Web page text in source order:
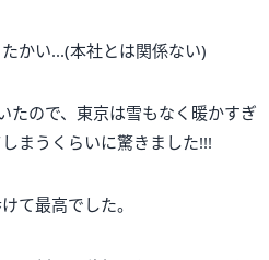
かい...(本社とは関係ない)
ので、東京は雪もなく暖かすぎ
まうくらいに驚きました!!!
て最高でした。